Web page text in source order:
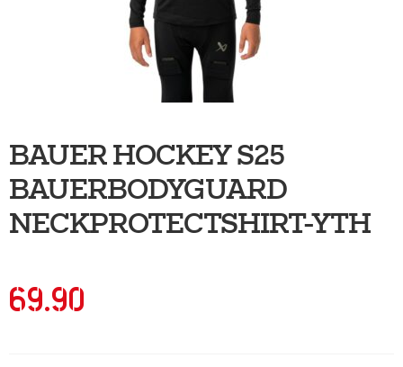
Sportia-tili
BAUER HOCKEY S25
BAUERBODYGUARD
NECKPROTECTSHIRT-YTH
69.90